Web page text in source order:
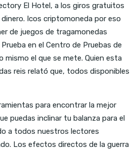
El Hotel, a los giros gratuitos
Icos criptomoneda por eso
de juegos de tragamonedas
en el Centro de Pruebas de
mismo el que se mete. Quien esta
reis relató que, todos disponibles
para encontrar la mejor
puedas inclinar tu balanza para el
a todos nuestros lectores
Los efectos directos de la guerra